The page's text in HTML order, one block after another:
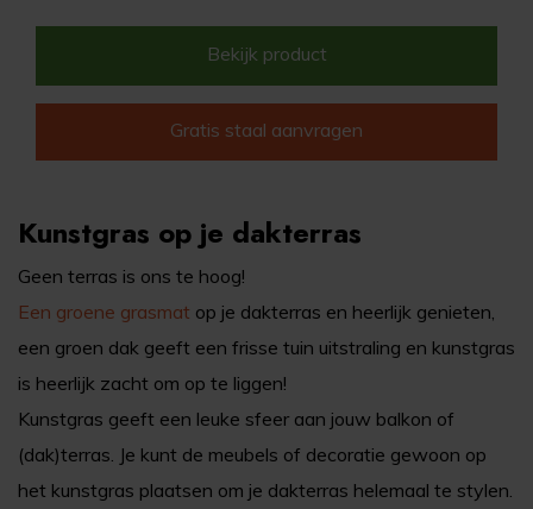
Bekijk product
Gratis staal aanvragen
Kunstgras op je dakterras
Geen terras is ons te hoog!
Een groene grasmat op je dakterras en heerlijk genieten,
een groen dak geeft een frisse tuin uitstraling en kunstgras
is heerlijk zacht om op te liggen!
Kunstgras geeft een leuke sfeer aan jouw balkon of
(dak)terras. Je kunt de meubels of decoratie gewoon op
het kunstgras plaatsen om je dakterras helemaal te stylen.